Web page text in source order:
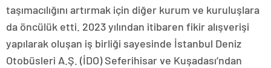
taşımacılığını artırmak için diğer kurum ve kuruluşlara
da öncülük etti. 2023 yılından itibaren fikir alışverişi
yapılarak oluşan iş birliği sayesinde İstanbul Deniz
Otobüsleri A.Ş. (İDO) Seferihisar ve Kuşadası’ndan